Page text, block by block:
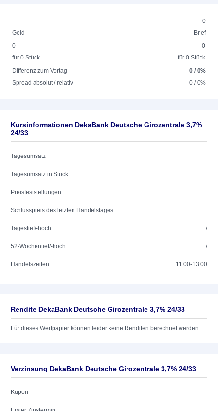
0
Geld
Brief
0
für 0 Stück
0
für 0 Stück
Differenz zum Vortag
0 / 0%
Spread absolut / relativ
0 / 0%
Kursinformationen DekaBank Deutsche Girozentrale 3,7%
24/33
Tagesumsatz
Tagesumsatz in Stück
Preisfeststellungen
Schlusspreis des letzten Handelstages
Tagestief/-hoch /
52-Wochentief/-hoch /
Handelszeiten 11:00-13:00
Rendite DekaBank Deutsche Girozentrale 3,7% 24/33
Für dieses Wertpapier können leider keine Renditen berechnet werden.
Verzinsung DekaBank Deutsche Girozentrale 3,7% 24/33
Kupon